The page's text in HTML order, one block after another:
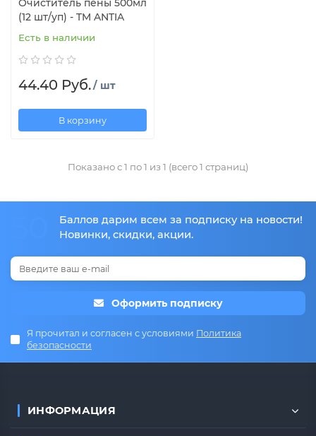
Очиститель пены 500мл
(12 шт/уп) - TM ANTIA
Есть в наличии
44.40 Руб./ шт
В корзину
Показано с 1 по 1 из 1 (всего 1 страниц)
Баллов дарим всем за подписку на новости!
Новинки, скидки, акции.
Оформить подписку
Я прочитал и согласен с условиями Политика
безопасности
ИНФОРМАЦИЯ